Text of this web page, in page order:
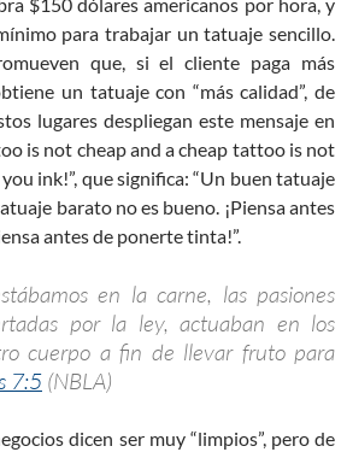
para trabajar un tatuaje sencillo.
que, si el cliente paga más
un tatuaje con “más calidad”, de
lugares despliegan este mensaje en
is not cheap and a cheap tattoo is not
ink!”, que significa: “Un buen tatuaje
barato no es bueno. ¡Piensa antes
antes de ponerte tinta!”.
en la carne, las pasiones
por la ley, actuaban en los
cuerpo a fin de llevar fruto para
7:5 (NBLA)
dicen ser muy “limpios”, pero de